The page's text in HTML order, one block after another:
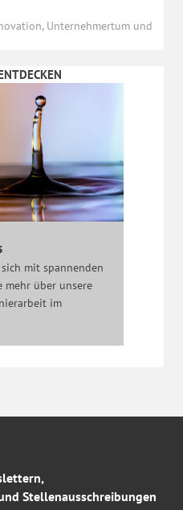
Unternehmertum und
mit spannenden
mehr über unsere
im
Stellenausschreibungen